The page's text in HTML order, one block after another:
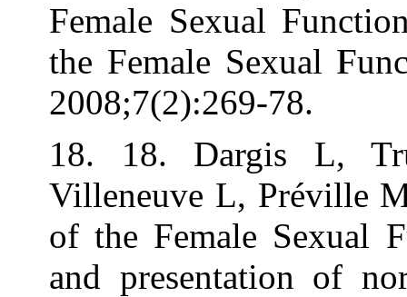
Female
the Female
2008;7(2):269-
18. 18.
Villeneuve L,
of the Female
and